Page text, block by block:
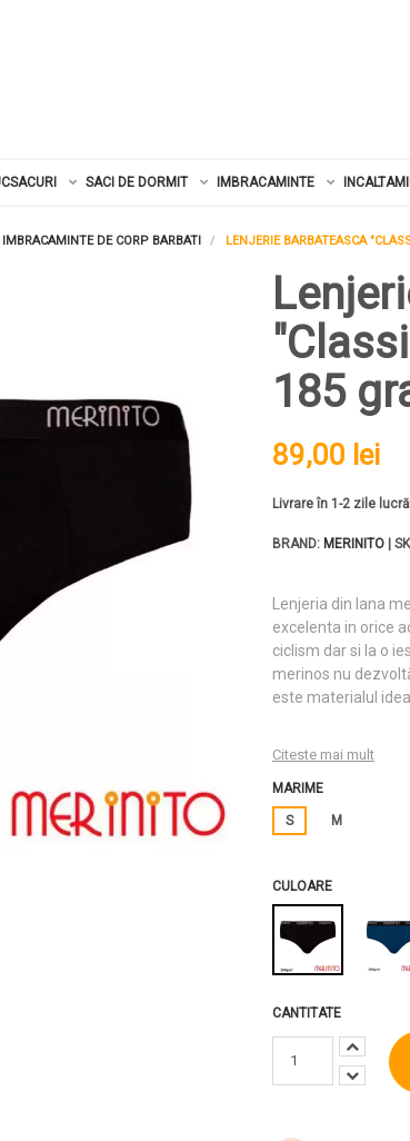
SACI DE DORMIT IMBRACAMINTE
IMBRACAMINTE DE CORP BARBATI LENJERIE BARBATEASCA
185
89,00 lei
Livrare în 1-2 zile
BRAND: MERINITO |
Lenjeria din lana
excelenta in orice
ciclism dar si la o
merinos nu
este materialul
Citeste mai mult
MARIME
S M
CULOARE
CANTITATE